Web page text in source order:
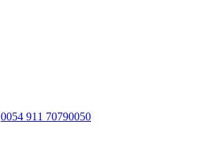
0054 911 70790050